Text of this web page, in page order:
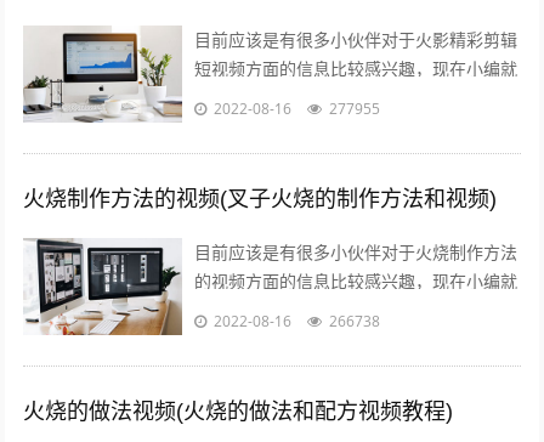
目前应该是有很多小伙伴对于火影精彩剪辑
短视频方面的信息比较感兴趣，现在小编就
收集了一些与火影剪辑短视频十几秒相关的
2022-08-16 277955
火烧制作方法的视频(叉子火烧的制作方法和视频)
目前应该是有很多小伙伴对于火烧制作方法
的视频方面的信息比较感兴趣，现在小编就
收集了一些与叉子火烧的制作方法和视频相
2022-08-16 266738
火烧的做法视频(火烧的做法和配方视频教程)